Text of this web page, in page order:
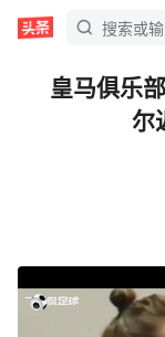
皇马俱乐
尔